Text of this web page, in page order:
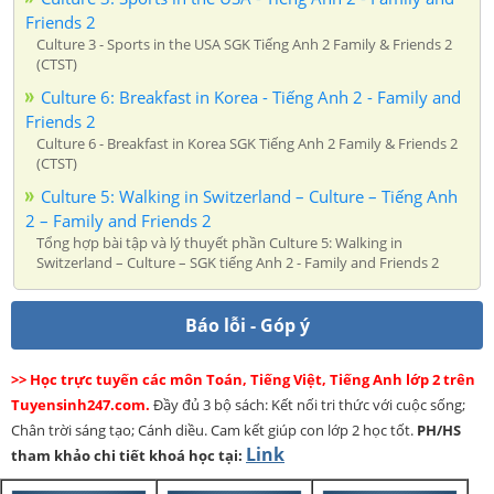
Friends 2
Culture 3 - Sports in the USA SGK Tiếng Anh 2 Family & Friends 2
(CTST)
Culture 6: Breakfast in Korea - Tiếng Anh 2 - Family and
Friends 2
Culture 6 - Breakfast in Korea SGK Tiếng Anh 2 Family & Friends 2
(CTST)
Culture 5: Walking in Switzerland – Culture – Tiếng Anh
2 – Family and Friends 2
Tổng hợp bài tập và lý thuyết phần Culture 5: Walking in
Switzerland – Culture – SGK tiếng Anh 2 - Family and Friends 2
Báo lỗi - Góp ý
>> Học trực tuyến các môn Toán, Tiếng Việt, Tiếng Anh lớp 2 trên
Tuyensinh247.com. Đầy đủ 3 bộ sách: Kết nối tri thức với cuộc sống;
Chân trời sáng tạo; Cánh diều. Cam kết giúp con lớp 2 học tốt. PH/HS
tham khảo chi tiết khoá học tại: Link